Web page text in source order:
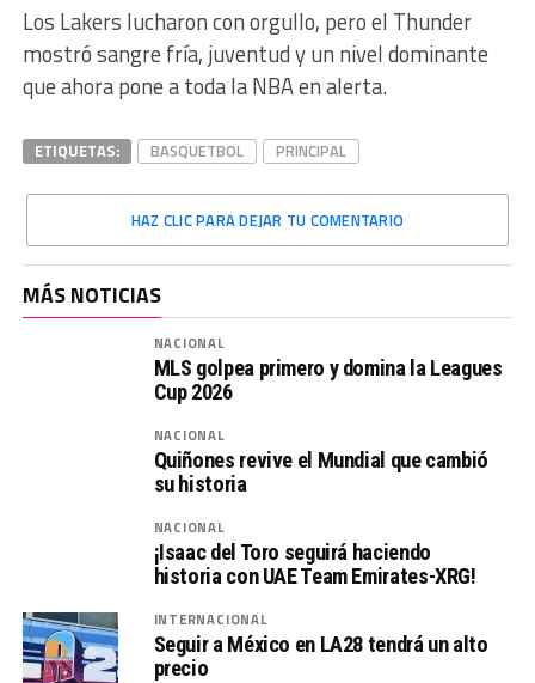
Los Lakers lucharon con orgullo, pero el Thunder
mostró sangre fría, juventud y un nivel dominante
que ahora pone a toda la NBA en alerta.
ETIQUETAS: BASQUETBOL PRINCIPAL
HAZ CLIC PARA DEJAR TU COMENTARIO
MÁS NOTICIAS
NACIONAL
MLS golpea primero y domina la Leagues
Cup 2026
NACIONAL
Quiñones revive el Mundial que cambió
su historia
NACIONAL
¡Isaac del Toro seguirá haciendo
historia con UAE Team Emirates-XRG!
INTERNACIONAL
Seguir a México en LA28 tendrá un alto
precio